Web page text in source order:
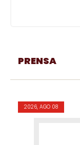
PRENSA
2026, AGO 08